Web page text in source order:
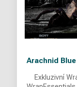
Arachnid Blue